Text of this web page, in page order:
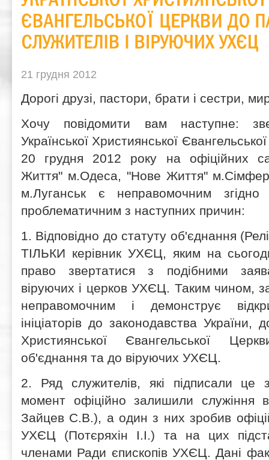
21 грудня 2012
Дорогі друзі, пастори, брати і сестри,
Хочу повідомити вам наступне:
Української Християнської
20 грудня 2012 року на офіційних
Життя" м.Одеса, "Нове Життя"
м.Луганськ є неправомочним
проблематичним з наступних причин:
1. Відповідно до статуту об'єднання
ТІЛЬКИ керівник УХЄЦ, яким на
право звертатися з подібними
віруючих і церков УХЄЦ. Таким чином,
неправомочним і демонструє
ініціаторів до законодавства України,
Християнської Євангельської
об'єднання та до віруючих УХЄЦ.
2. Ряд служителів, які підписали це
момент офіційно залишили
Зайцев С.В.), а один з них зробив
УХЄЦ (Потєряхін І.І.) та на цих
членами Ради єпископів УХЄЦ. Дані